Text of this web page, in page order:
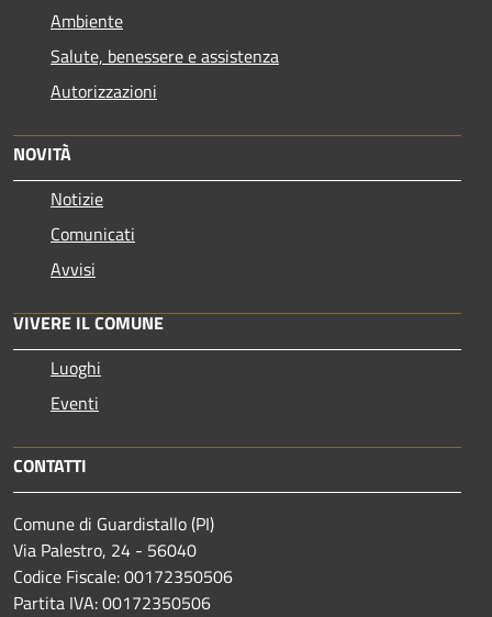
Ambiente
Salute, benessere e assistenza
Autorizzazioni
NOVITÀ
Notizie
Comunicati
Avvisi
VIVERE IL COMUNE
Luoghi
Eventi
CONTATTI
Comune di Guardistallo (PI)
Via Palestro, 24 - 56040
Codice Fiscale: 00172350506
Partita IVA: 00172350506